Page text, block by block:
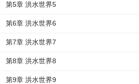
第5章 洪水世界5
第6章 洪水世界6
第7章 洪水世界7
第8章 洪水世界8
第9章 洪水世界9